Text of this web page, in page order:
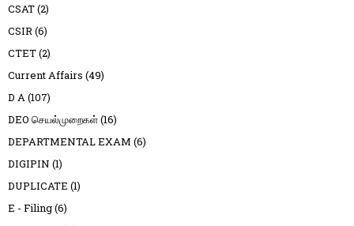
CSAT(2)
CSIR(6)
CTET(2)
Current Affairs (49)
D A(107)
DEO செயல்முறைகள்(16)
DEPARTMENTAL EXAM (6)
DIGIPIN (1)
DUPLICATE (1)
E - Filing(6)